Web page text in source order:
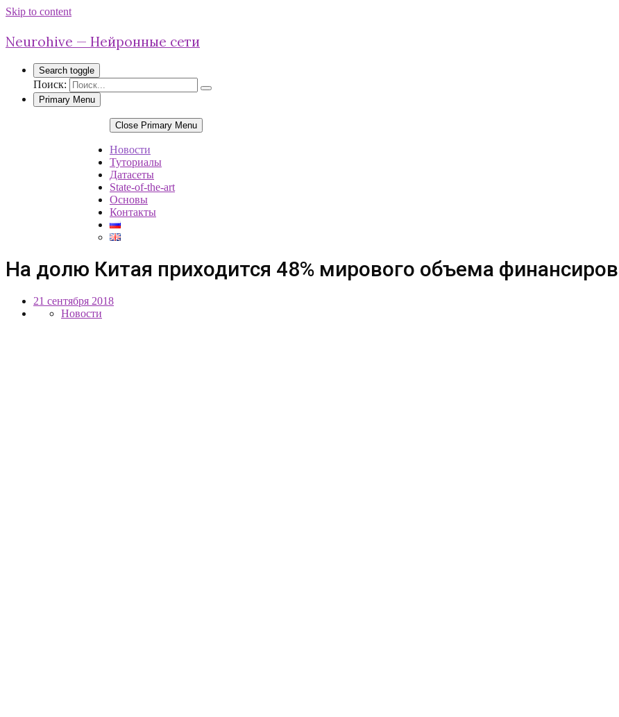
Skip to content
Neurohive — Нейронные сети
Search toggle
Поиск:
Primary Menu
Close Primary Menu
Новости
Туториалы
Датасеты
State-of-the-art
Основы
Контакты
На долю Китая приходится 48% мирового объема
21 сентября 2018
Новости